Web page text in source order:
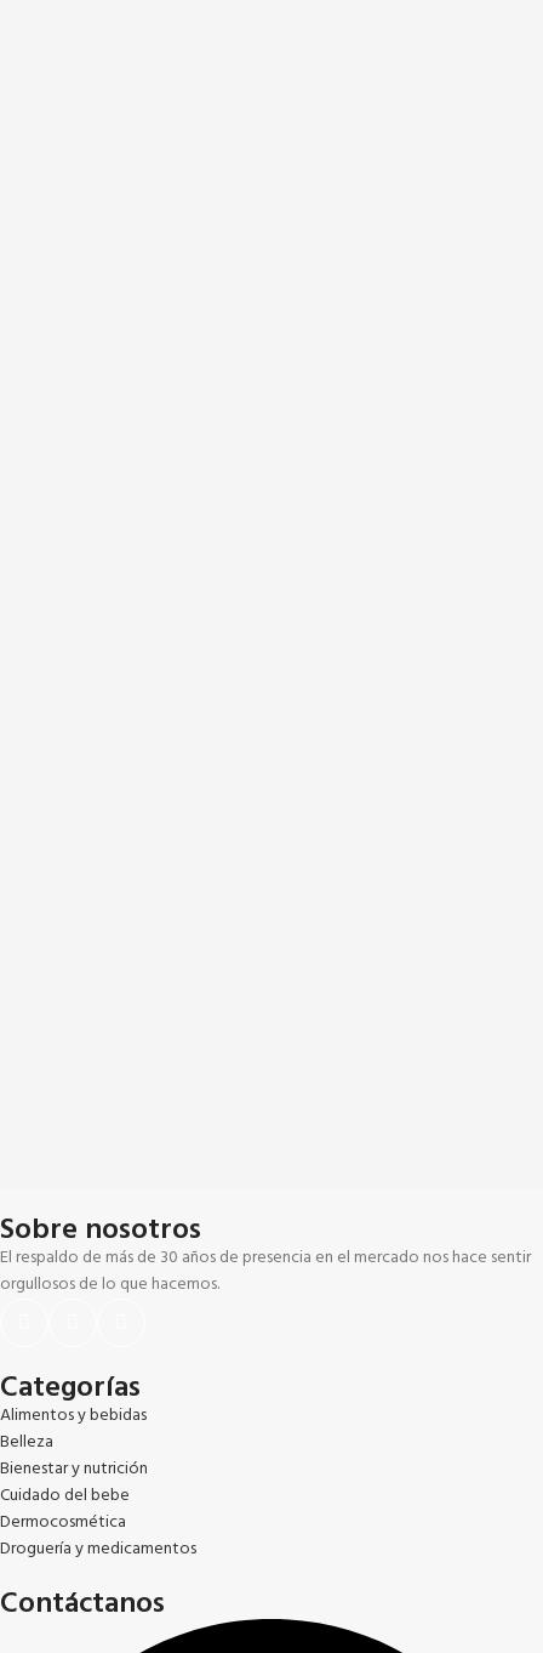
Sobre nosotros
El respaldo de más de 30 años de presencia en el mercado nos hace sentir
orgullosos de lo que hacemos.
Categorías
Alimentos y bebidas
Belleza
Bienestar y nutrición
Cuidado del bebe
Dermocosmética
Droguería y medicamentos
Contáctanos